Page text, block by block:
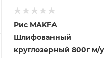
Рис MAKFA
Шлифованный
круглозерный 800г м/у